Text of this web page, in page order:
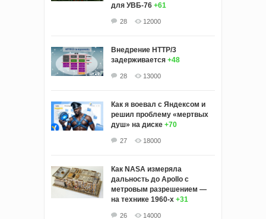
для УВБ-76 +61
28 12000
Внедрение HTTP/3
задерживается +48
28 13000
Как я воевал с Яндексом и
решил проблему «мертвых
душ» на диске +70
27 18000
Как NASA измеряла
дальность до Apollo с
метровым разрешением —
на технике 1960-х +31
26 14000